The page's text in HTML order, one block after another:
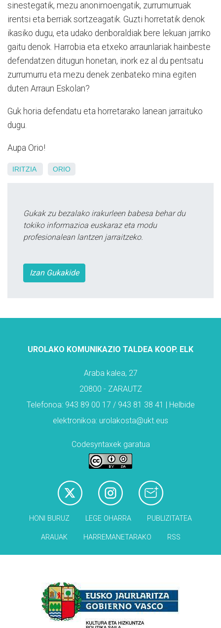
sinestegatik, mezu anonimoengatik, zurrumurruak
irentsi eta berriak sortzeagatik. Guzti horretatik denok
ikasiko dugu, eta udako denboraldiak bere lekuan jarriko
gaitu denok. Harrobia eta etxeko arraunlariak hainbeste
defendatzen ditugun honetan, inork ez al du pentsatu
zurrumurru eta mezu denek zenbateko mina egiten
duten Arraun Eskolan?
Guk horia defendatu eta horretarako lanean jarraituko
dugu.
Aupa Orio!
IRITZIA ORIO
Gukak zu bezalako irakurleen babesa behar du
tokiko informazioa euskaraz eta modu
profesionalean lantzen jarraitzeko.
Izan Gukakide
UROLAKO KOMUNIKAZIO TALDEA KOOP. ELK
Araba kalea, 27
20800 - ZARAUTZ
Telefonoa: 943 89 00 17 / 943 81 38 41 | Helbide
elektronikoa: urolakosta@ukt.eus
Codesyntaxek garatua
HONI BURUZ LEGE OHARRA PUBLIZITATEA
ARAUAK HARREMANETARAKO RSS